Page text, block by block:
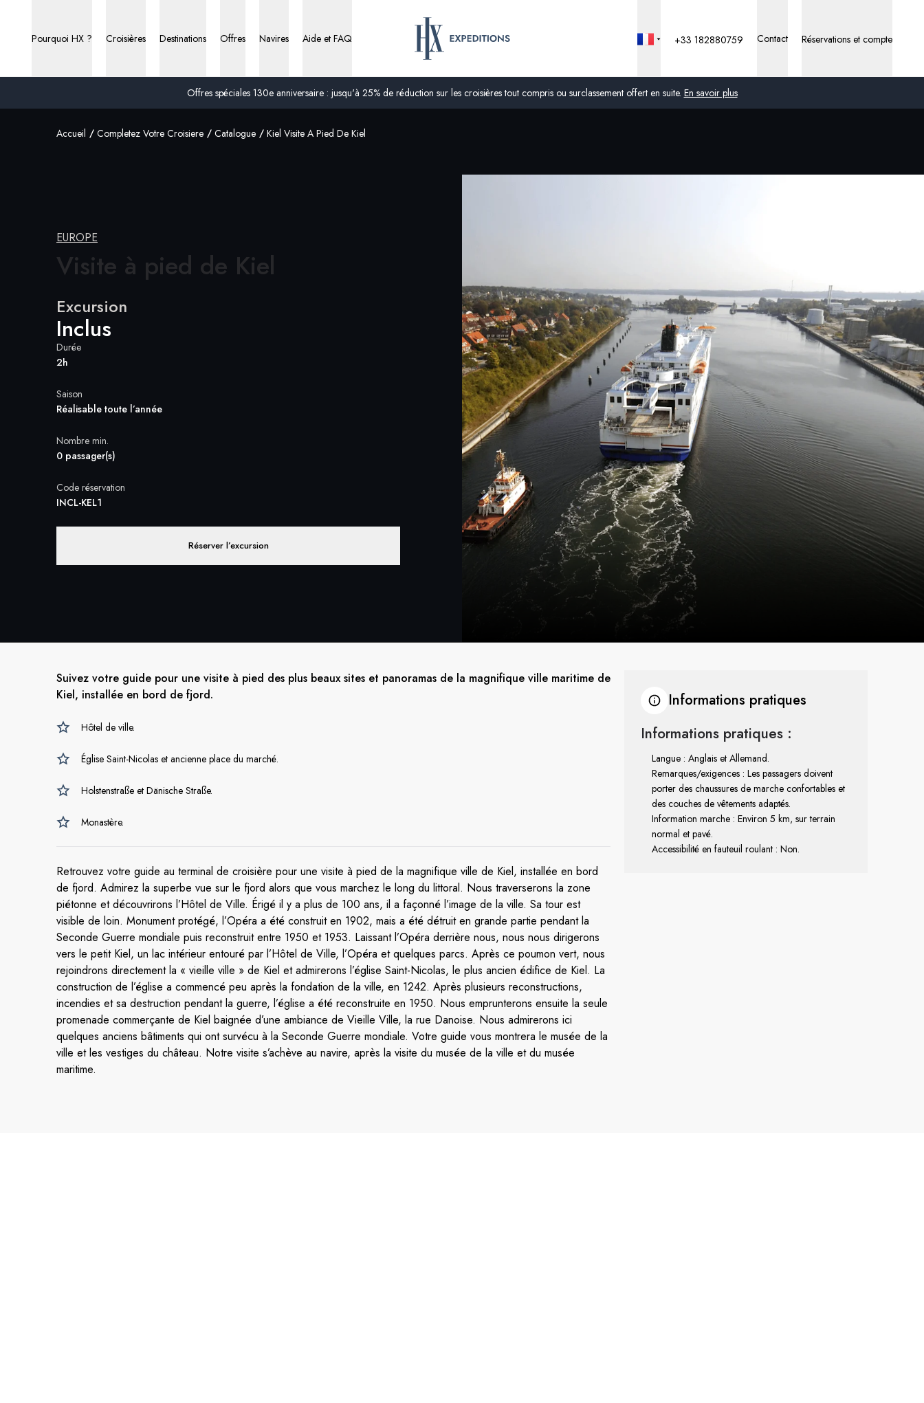
Offres spéciales 130e anniversaire : jusqu'à 25% de réduction sur les croisières tout compris ou surclassement offert en suite. En savoir plus
Pourquoi HX ? Croisières Destinations Offres Navires Aide et FAQ
Suisse
France
Suède
Danemark
Norvège
+33 182880759 Contact Réservations et compte
Accueil Completez Votre Croisiere Catalogue Kiel Visite A Pied De Kiel
EUROPE
Visite à pied de Kiel
Excursion
Inclus
Durée
2h
Saison
Réalisable toute l’année
Nombre min.
0 passager(s)
Code réservation
INCL-KEL1
Réserver l’excursion
Suivez votre guide pour une visite à pied des plus beaux sites et panoramas de la magnifique ville maritime de
Kiel, installée en bord de fjord.
Hôtel de ville.
Église Saint-Nicolas et ancienne place du marché.
Holstenstraße et Dänische Straße.
Monastère.
Retrouvez votre guide au terminal de croisière pour une visite à pied de la magnifique ville de Kiel, installée en bord
de fjord. Admirez la superbe vue sur le fjord alors que vous marchez le long du littoral. Nous traverserons la zone
piétonne et découvrirons l’Hôtel de Ville. Érigé il y a plus de 100 ans, il a façonné l’image de la ville. Sa tour est
visible de loin. Monument protégé, l’Opéra a été construit en 1902, mais a été détruit en grande partie pendant la
Seconde Guerre mondiale puis reconstruit entre 1950 et 1953. Laissant l’Opéra derrière nous, nous nous dirigerons
vers le petit Kiel, un lac intérieur entouré par l’Hôtel de Ville, l’Opéra et quelques parcs. Après ce poumon vert, nous
rejoindrons directement la « vieille ville » de Kiel et admirerons l’église Saint-Nicolas, le plus ancien édifice de Kiel. La
construction de l’église a commencé peu après la fondation de la ville, en 1242. Après plusieurs reconstructions,
incendies et sa destruction pendant la guerre, l’église a été reconstruite en 1950. Nous emprunterons ensuite la seule
promenade commerçante de Kiel baignée d’une ambiance de Vieille Ville, la rue Danoise. Nous admirerons ici
quelques anciens bâtiments qui ont survécu à la Seconde Guerre mondiale. Votre guide vous montrera le musée de la
ville et les vestiges du château. Notre visite s’achève au navire, après la visite du musée de la ville et du musée
maritime.
Informations pratiques
Informations pratiques :
Langue : Anglais et Allemand.
Remarques/exigences : Les passagers doivent
porter des chaussures de marche confortables et
des couches de vêtements adaptés.
Information marche : Environ 5 km, sur terrain
normal et pavé.
Accessibilité en fauteuil roulant : Non.